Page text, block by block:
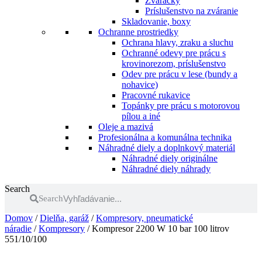
Príslušenstvo na zváranie
Skladovanie, boxy
Ochranne prostriedky
Ochrana hlavy, zraku a sluchu
Ochranné odevy pre prácu s
krovinorezom, príslušenstvo
Odev pre prácu v lese (bundy a
nohavice)
Pracovné rukavice
Topánky pre prácu s motorovou
pílou a iné
Oleje a mazivá
Profesionálna a komunálna technika
Náhradné diely a doplnkový materiál
Náhradné diely originálne
Náhradné diely náhrady
Search
Search
Domov /Dielňa, garáž /Kompresory, pneumatické
náradie /Kompresory / Kompresor 2200 W 10 bar 100 litrov
551/10/100